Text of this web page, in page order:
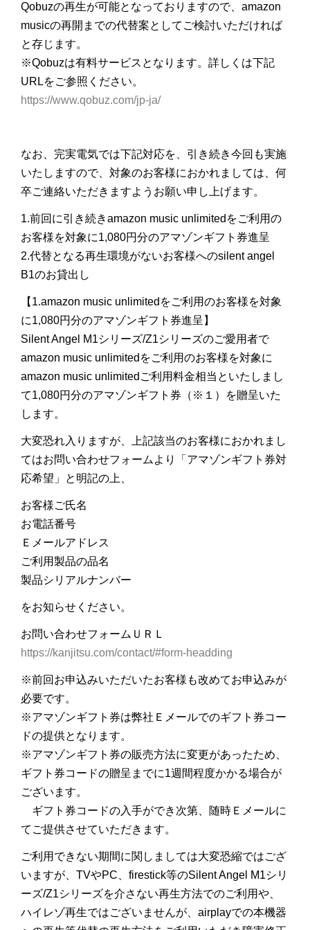
Qobuzの再生が可能となっておりますので、amazon
musicの再開までの代替案としてご検討いただければ
と存じます。
※Qobuzは有料サービスとなります。詳しくは下記
URLをご参照ください。
https://www.qobuz.com/jp-ja/
なお、完実電気では下記対応を、引き続き今回も実施
いたしますので、対象のお客様におかれましては、何
卒ご連絡いただきますようお願い申し上げます。
1.前回に引き続きamazon music unlimitedをご利用の
お客様を対象に1,080円分のアマゾンギフト券進呈
2.代替となる再生環境がないお客様へのsilent angel
B1のお貸出し
【1.amazon music unlimitedをご利用のお客様を対象
に1,080円分のアマゾンギフト券進呈】
Silent Angel M1シリーズ/Z1シリーズのご愛用者で
amazon music unlimitedをご利用のお客様を対象に
amazon music unlimitedご利用料金相当といたしまし
て1,080円分のアマゾンギフト券（※１）を贈呈いた
します。
大変恐れ入りますが、上記該当のお客様におかれまし
てはお問い合わせフォームより「アマゾンギフト券対
応希望」と明記の上、
お客様ご氏名
お電話番号
Ｅメールアドレス
ご利用製品の品名
製品シリアルナンバー
をお知らせください。
お問い合わせフォームＵＲＬ
https://kanjitsu.com/contact/#form-headding
※前回お申込みいただいたお客様も改めてお申込みが
必要です。
※アマゾンギフト券は弊社Ｅメールでのギフト券コー
ドの提供となります。
※アマゾンギフト券の販売方法に変更があったため、
ギフト券コードの贈呈までに1週間程度かかる場合が
ございます。
ギフト券コードの入手ができ次第、随時Ｅメールに
てご提供させていただきます。
ご利用できない期間に関しましては大変恐縮ではござ
いますが、TVやPC、firestick等のSilent Angel M1シリ
ーズ/Z1シリーズを介さない再生方法でのご利用や、
ハイレゾ再生ではございませんが、airplayでの本機器